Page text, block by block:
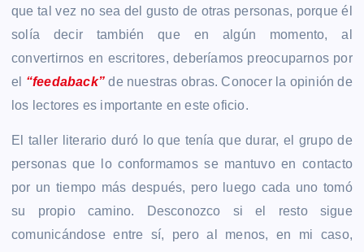
que tal vez no sea del gusto de otras personas, porque él
solía decir también que en algún momento, al
convertirnos en escritores, deberíamos preocuparnos por
el
“feedaback” de nuestras obras. Conocer la opinión de
los lectores es importante en este oficio.
El taller literario duró lo que tenía que durar, el grupo de
personas que lo conformamos se mantuvo en contacto
por un tiempo más después, pero luego cada uno tomó
su propio camino. Desconozco si el resto sigue
comunicándose entre sí, pero al menos, en mi caso,